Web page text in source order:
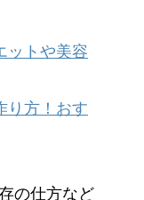
ットや美容
り方！おす
の仕方など